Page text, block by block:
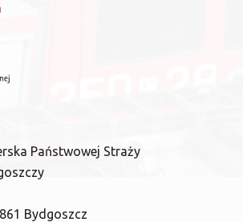
Państwowej Straży
Bydgoszcz